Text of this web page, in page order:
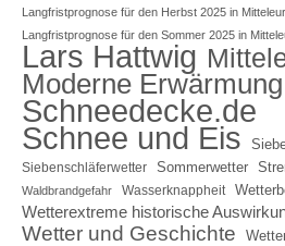
Langfristprognose für den Herbst 2025 in
Langfristprognose für den Sommer 2025 in
Lars Hattwig
Moderne Erwärmung
Schneedecke.de
Schnee und Eis
Siebenschläferwetter Sommerwetter
Waldbrandgefahr
Wasserknappheit
Wetterextreme historische
Wetter und Geschichte